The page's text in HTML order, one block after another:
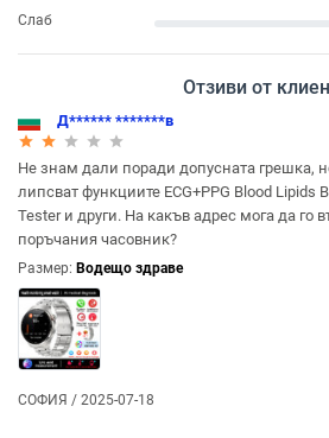
Слаб
Отзиви от
Д****** *******в
star_rate
star_rate
star_rate
star_rate
star_rate
Не знам дали поради допусната грешка,
липсват функциите ECG+PPG Blood Lipids
Tester и други. На какъв адрес мога да го
поръчания часовник?
Размер: Водещо здраве
СОФИЯ / 2025-07-18